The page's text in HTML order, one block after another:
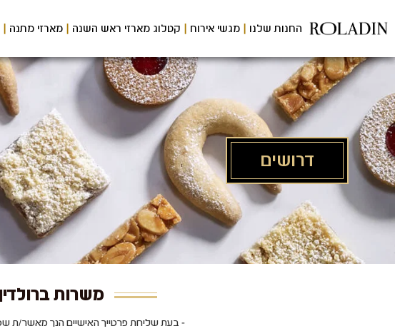
לתוכן
המרכזי
החנות שלנו מגשי אירוח קטלוג מארזי ראש השנה מארזי מתנה
דרושים
משרות
- בעת שליחת פרטייך האישיים הנך מאשר/ת